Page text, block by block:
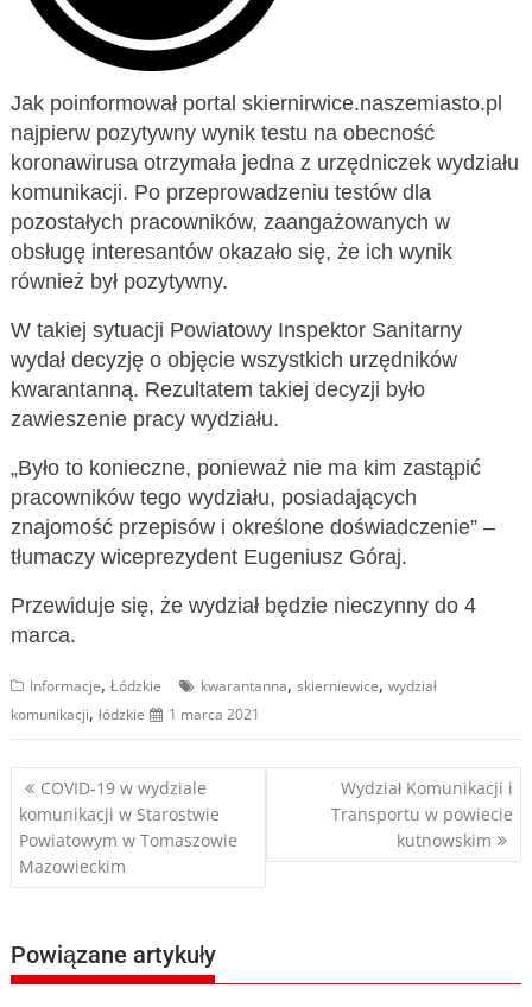
Jak poinformował portal skiernirwice.naszemiasto.pl
najpierw pozytywny wynik testu na obecność
koronawirusa otrzymała jedna z urzędniczek wydziału
komunikacji. Po przeprowadzeniu testów dla
pozostałych pracowników, zaangażowanych w
obsługę interesantów okazało się, że ich wynik
również był pozytywny.
W takiej sytuacji Powiatowy Inspektor Sanitarny
wydał decyzję o objęcie wszystkich urzędników
kwarantanną. Rezultatem takiej decyzji było
zawieszenie pracy wydziału.
„Było to konieczne, ponieważ nie ma kim zastąpić
pracowników tego wydziału, posiadających
znajomość przepisów i określone doświadczenie” –
tłumaczy wiceprezydent Eugeniusz Góraj.
Przewiduje się, że wydział będzie nieczynny do 4
marca.
Informacje,Łódzkie kwarantanna,skierniewice,wydział
komunikacji,łódzkie 1 marca 2021
Nawigacja
wpisu
COVID-19 w wydziale
komunikacji w Starostwie
Powiatowym w Tomaszowie
Mazowieckim
Wydział Komunikacji i
Transportu w powiecie
kutnowskim
Powiązane artykuły